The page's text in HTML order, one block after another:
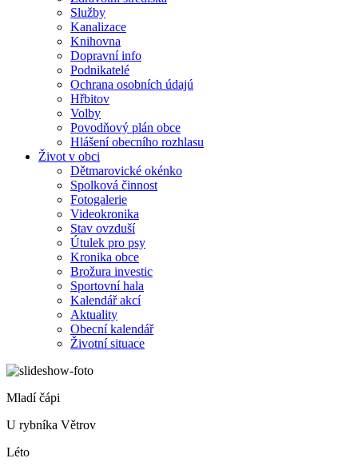
Služby
Kanalizace
Knihovna
Dopravní info
Podnikatelé
Ochrana osobních údajú
Hřbitov
Volby
Povodňový plán obce
Hlášení obecního rozhlasu
Život v obci
Dětmarovické okénko
Spolková činnost
Fotogalerie
Videokronika
Stav ovzduší
Útulek pro psy
Kronika obce
Brožura investic
Sportovní hala
Kalendář akcí
Aktuality
Obecní kalendář
Životní situace
Mladí čápi
U rybníka Větrov
Léto